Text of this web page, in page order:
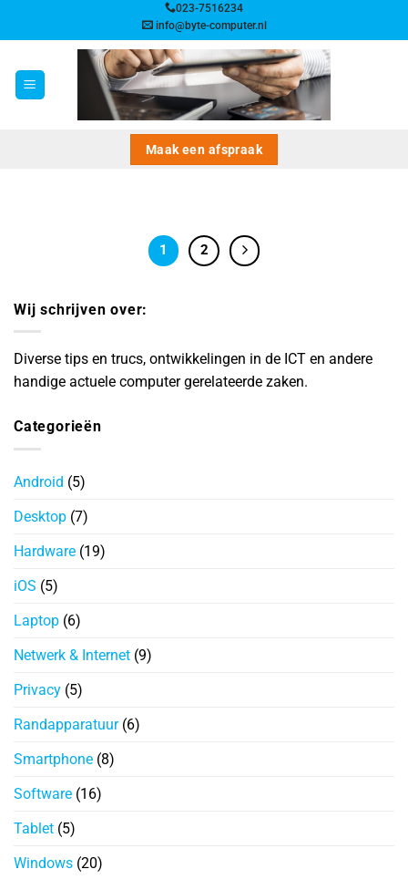
023-7516234
info@byte-computer.nl
Maak een afspraak
1 2
Wij schrijven over:
Diverse tips en trucs, ontwikkelingen in de ICT en andere
handige actuele computer gerelateerde zaken.
Categorieën
Android (5)
Desktop (7)
Hardware (19)
iOS (5)
Laptop (6)
Netwerk & Internet (9)
Privacy (5)
Randapparatuur(6)
Smartphone (8)
Software (16)
Tablet (5)
Windows (20)